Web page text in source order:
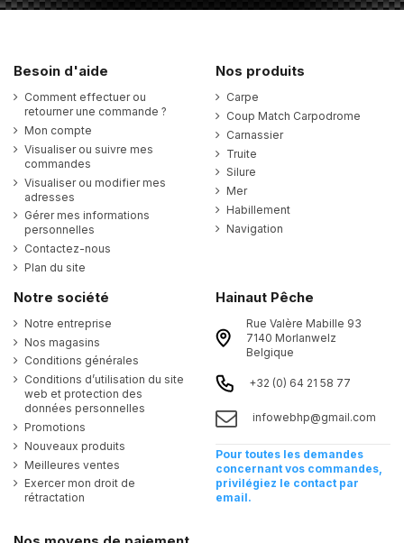
Besoin d'aide
Comment effectuer ou
retourner une commande ?
Mon compte
Visualiser ou suivre mes
commandes
Visualiser ou modifier mes
adresses
Gérer mes informations
personnelles
Contactez-nous
Plan du site
Nos produits
Carpe
Coup Match Carpodrome
Carnassier
Truite
Silure
Mer
Habillement
Navigation
Notre société
Notre entreprise
Nos magasins
Conditions générales
Conditions d’utilisation du site
web et protection des
données personnelles
Promotions
Nouveaux produits
Meilleures ventes
Exercer mon droit de
rétractation
Hainaut Pêche
Rue Valère Mabille 93
7140 Morlanwelz
Belgique
+32 (0) 64 21 58 77
infowebhp@gmail.com
Pour toutes les demandes
concernant vos commandes,
privilégiez le contact par
email.